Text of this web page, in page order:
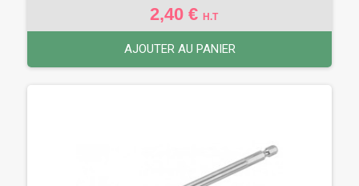
2,40 € H.T
AJOUTER AU PANIER